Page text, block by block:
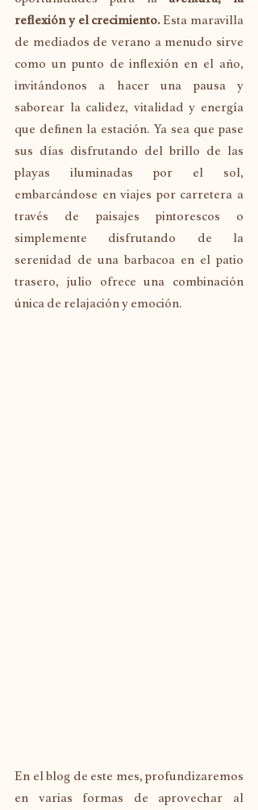
reflexión y el crecimiento. Esta maravilla
de mediados de verano a menudo sirve
como un punto de inflexión en el año,
invitándonos a hacer una pausa y
saborear la calidez, vitalidad y energía
que definen la estación. Ya sea que pase
sus días disfrutando del brillo de las
playas iluminadas por el sol,
embarcándose en viajes por carretera a
través de paisajes pintorescos o
simplemente disfrutando de la
serenidad de una barbacoa en el patio
trasero, julio ofrece una combinación
única de relajación y emoción.
En el blog de este mes, profundizaremos
en varias formas de aprovechar al